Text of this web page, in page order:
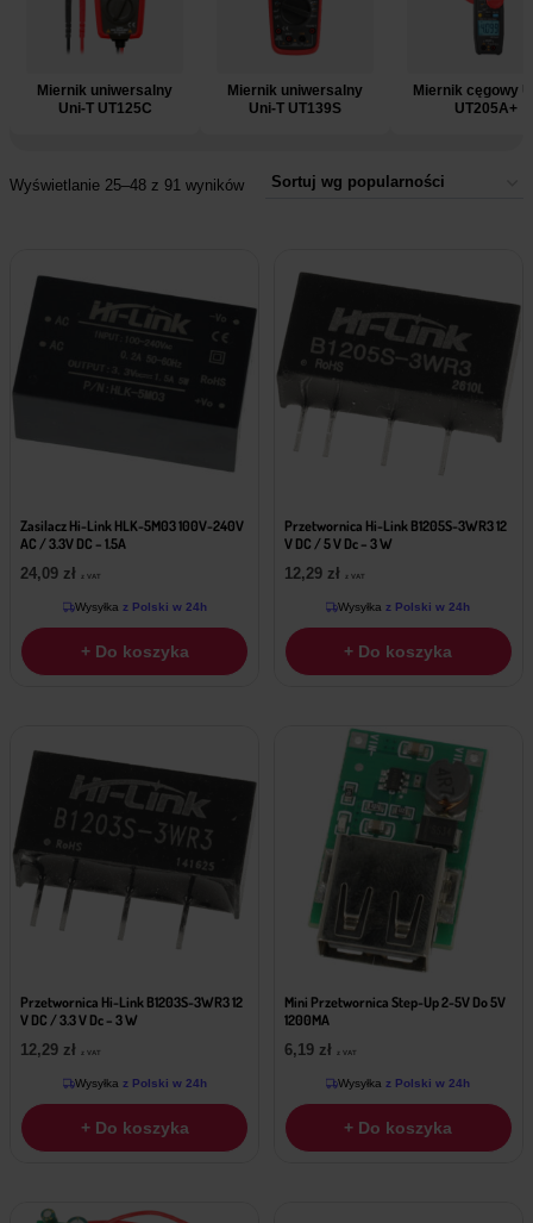
Miernik uniwersalny
Uni-T UT125C
Miernik uniwersalny
Uni-T UT139S
Miernik cęgowy
UT205A+
Wyświetlanie 25–48 z 91 wyników
Zasilacz Hi-Link HLK-5M03 100V-240V
AC / 3.3V DC – 1.5A
24,09 zł z VAT
Wysyłka z Polski w 24h
+ Do koszyka
Przetwornica Hi-Link B1205S-3WR3 12
V DC / 5 V Dc – 3 W
12,29 zł z VAT
Wysyłka z Polski w 24h
+ Do koszyka
Przetwornica Hi-Link B1203S-3WR3 12
V DC / 3.3 V Dc – 3 W
12,29 zł z VAT
Wysyłka z Polski w 24h
+ Do koszyka
Mini Przetwornica Step-Up 2-5V Do 5V
1200MA
6,19 zł z VAT
Wysyłka z Polski w 24h
+ Do koszyka